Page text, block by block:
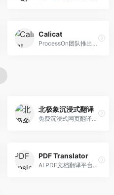
Calicat
ProcessOn团队推出的产设研协作平台，整合设计与协作功能。面向产品团队，提供设计协作、文档管理、团队沟通等服务，产研协作便捷。
北极象沉浸式翻译
免费沉浸式网页翻译工具，专注于阅读体验。面向普通用户，提供网页双语翻译、文档翻译等服务，免费使用，翻译质量高。
PDF Translator
AI PDF文档翻译平台，专注于文档本地化。面向商务人士，提供PDF翻译、格式保留、批量处理等服务，文档翻译专业。